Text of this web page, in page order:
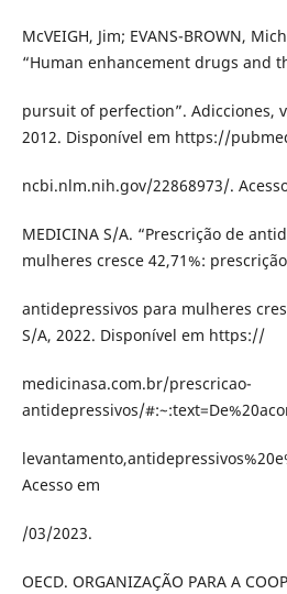
McVEIGH, Jim; EVANS-BROWN,
“Human enhancement drugs and
pursuit of perfection”. Adicciones,
2012. Disponível em https://
ncbi.nlm.nih.gov/22868973/.
MEDICINA S/A. “Prescrição de
mulheres cresce 42,71%:
antidepressivos para mulheres
S/A, 2022. Disponível em https://
medicinasa.com.br/prescricao-
antidepressivos/
Acesso em
/03/2023.
OECD. ORGANIZAÇÃO PARA A